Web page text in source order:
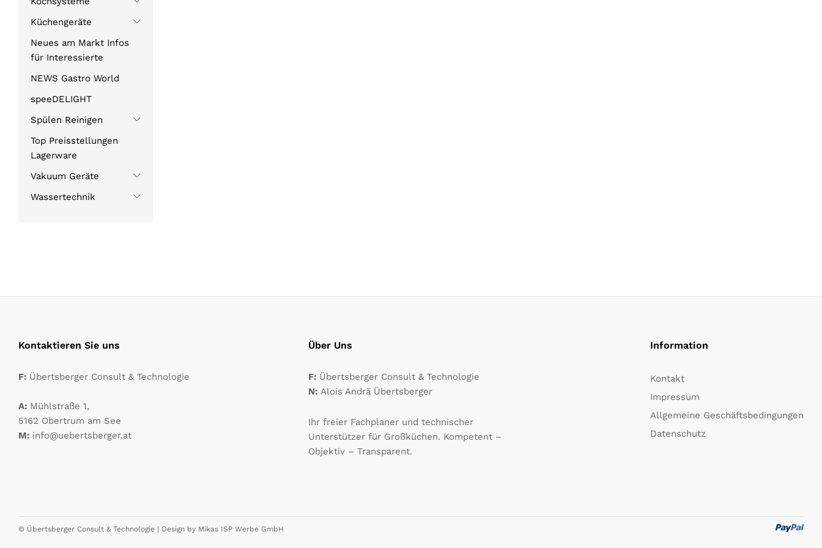
Küchengeräte
Neues am Markt Infos
für Interessierte
NEWS Gastro World
speeDELIGHT
Spülen Reinigen
Top Preisstellungen
Lagerware
Vakuum Geräte
Wassertechnik
Kontaktieren Sie uns
F: Übertsberger Consult & Technologie
A: Mühlstraße 1,
5162 Obertrum am See
M: info@uebertsberger.at
Über Uns
F: Übertsberger Consult & Technologie
N:Alois Andrä Übertsberger
Ihr freier Fachplaner und technischer
Unterstützer für Großküchen. Kompetent –
Objektiv – Transparent.
Information
Kontakt
Impressum
Allgemeine Geschäftsbedingungen
Datenschutz
© Übertsberger Consult & Technologie | Design by Mikas ISP Werbe GmbH